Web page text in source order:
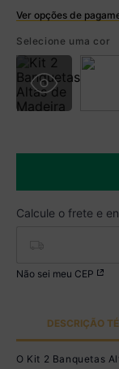
Ver opções de
R$ 664,99 à vista
( 5 % de desconto)
Você economiza
Selecione uma cor
Não sei meu CEP
DESCRIÇÃO
O Kit 2 Banquetas